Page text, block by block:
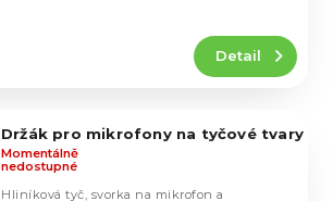
Detail
Držák pro mikrofony na tyčové tvary
Momentálně
nedostupné
Hliníková tyč, svorka na mikrofon a